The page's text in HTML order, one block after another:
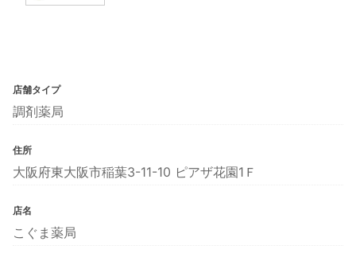
店舗タイプ
調剤薬局
住所
大阪府東大阪市稲葉3-11-10 ピアザ花園1Ｆ
店名
こぐま薬局